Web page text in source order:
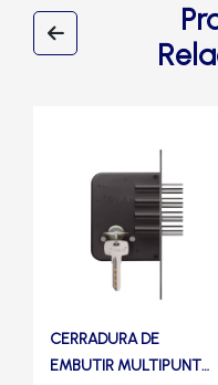
CERRADURA DE
EMBUTIR MULTIPUNTO